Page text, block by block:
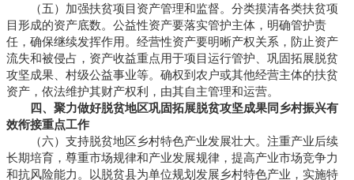
（五）加强扶贫项目资产管理和监督。分类摸清各类扶贫项
目形成的资产底数。公益性资产要落实管护主体，明确管护责
任，确保继续发挥作用。经营性资产要明晰产权关系，防止资产
流失和被侵占，资产收益重点用于项目运行管护、巩固拓展脱贫
攻坚成果、村级公益事业等。确权到农户或其他经营主体的扶贫
资产，依法维护其财产权利，由其自主管理和运营。
四、聚力做好脱贫地区巩固拓展脱贫攻坚成果同乡村振兴有
效衔接重点工作
（六）支持脱贫地区乡村特色产业发展壮大。注重产业后续
长期培育，尊重市场规律和产业发展规律，提高产业市场竞争力
和抗风险能力。以脱贫县为单位规划发展乡村特色产业，实施特